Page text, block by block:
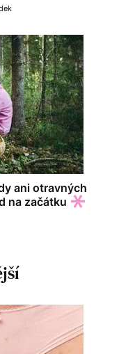
ani otravných
na začátku